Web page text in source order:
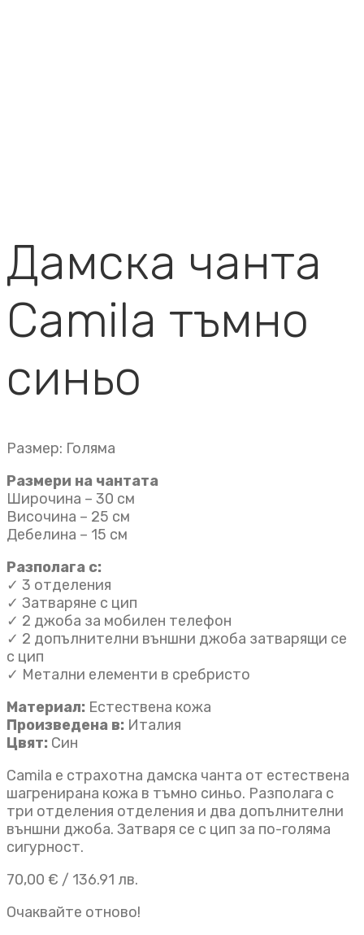
Дамска чанта
Camila тъмно
синьо
Размер: Голяма
Размери на чантата
Широчина – 30 см
Височина – 25 см
Дебелина – 15 см
Разполага с:
✓ 3 отделения
✓ Затваряне с цип
✓ 2 джоба за мобилен телефон
✓ 2 допълнителни външни джоба затварящи се
с цип
✓ Метални елементи в сребристо
Материал: Естествена кожа
Произведена в: Италия
Цвят: Син
Camila е страхотна дамска чанта от естествена
шагренирана кожа в тъмно синьо. Разполага с
три отделения отделения и два допълнителни
външни джоба. Затваря се с цип за по-голяма
сигурност.
70,00 € / 136.91 лв.
Очаквайте отново!